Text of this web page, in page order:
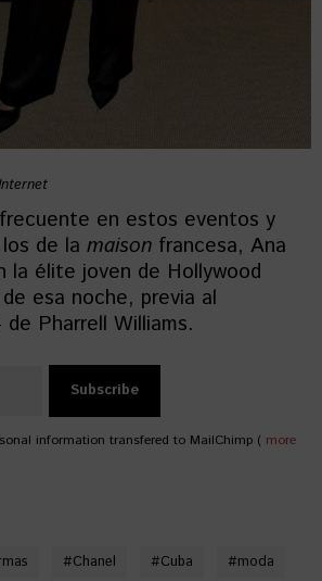
en estos eventos y
de la maison francesa, Ana
la élite joven de Hollywood
esa noche, previa al
Pharrell Williams.
information transfered to MailChimp ( more
#Chanel #Cuba #moda